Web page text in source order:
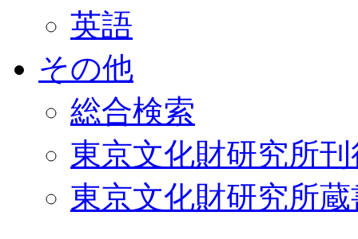
英語
その他
総合検索
東京文化財研究所
東京文化財研究所